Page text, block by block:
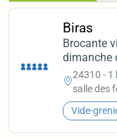
Biras
Brocante
dimanche
24310 - 1
salle des
Vide-